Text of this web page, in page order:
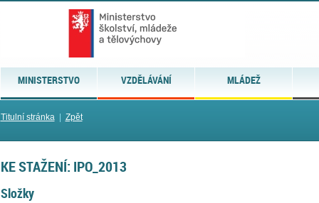
MINISTERSTVO VZDĚLÁVÁNÍ MLÁDEŽ
Titulní stránka| Zpět
KE STAŽENÍ: IPO_2013
Složky